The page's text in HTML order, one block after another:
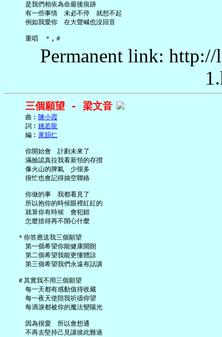
     是我們相依為命最後痕跡
     有一些事情　未必不停　就想不起
     例如我愛你　在大聲喊也沒回音
Permanent link:
三個願望 - 梁文音
     曲︰
陳小霞
     詞︰
姚若龍
     編︰
黃韻仁
     你開始會　計劃未來了
     滿臉認真拉我看新領的存摺
     像火山的脾氣　少很多
     很忙也會記得抽空聯絡
     你做的事　我都看見了
     所以抱你的時候眼裡紅紅的
     就算你有時候　會犯錯
     怎麼捨得再不開心什麼
   ＊你答應送我三個願望
     第一個希望你能健康開朗
     第二個希望我能更懂體諒
     第三個希望我們永遠有話講
   ＃其實我不用三個願望
     每一天都有感動值得收藏
     每一夜天使陪我祈禱仰望
     每滴淚都被你的魔法變陽光
     因為很愛　所以會想通
     不再去堅持己見讓彼此難過